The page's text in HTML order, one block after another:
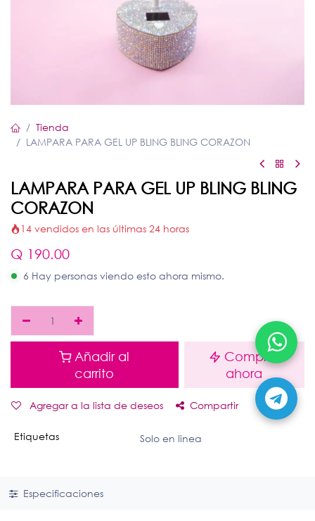
Tienda
LAMPARA PARA GEL UP BLING BLING CORAZON
LAMPARA PARA GEL UP BLING BLING
CORAZON
14 vendidos en las últimas 24 horas
Q 190.00
6 Hay personas viendo esto ahora mismo.
Añadir al
carrito
Comprar
ahora
Agregar a la lista de deseos Compartir
Etiquetas Solo en linea
Especificaciones